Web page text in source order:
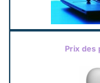
Prix des